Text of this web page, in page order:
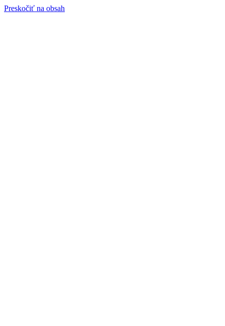
Preskočiť na obsah